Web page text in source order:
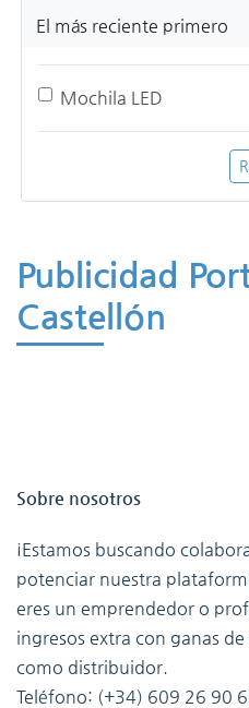
El más reciente primero
Mochila LED
Publicidad
Castellón
Sobre nosotros
¡Estamos buscando
potenciar nuestra
eres un emprendedor o
ingresos extra con ganas
como distribuidor.
Teléfono: (+34) 609 26 90